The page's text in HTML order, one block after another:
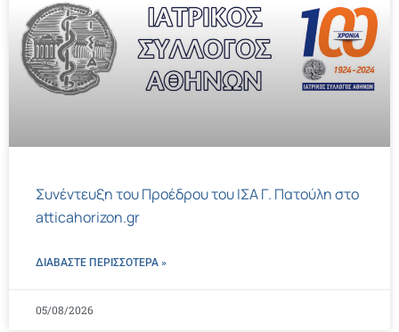
Συνέντευξη του Προέδρου του ΙΣΑ Γ. Πατούλη στο
atticahorizon.gr
ΔΙΑΒΑΣΤΕ ΠΕΡΙΣΣΌΤΕΡΑ »
05/08/2026